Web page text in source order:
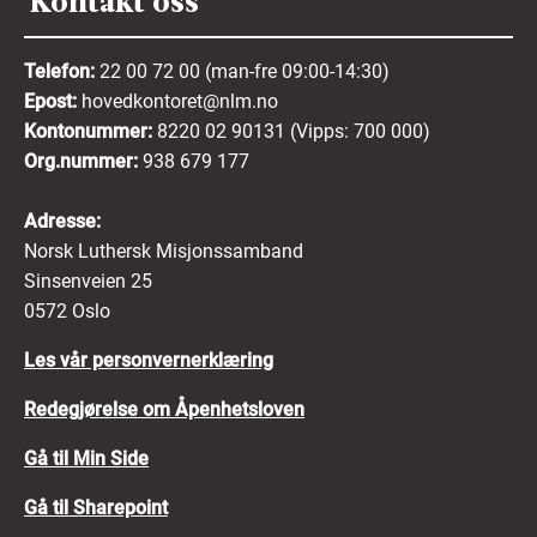
søknaden og slette personopplysningene som er
forbundet med søknaden fra
rekrutteringssystemet.
Ved å sende inn din søknad:
Erklærer du at opplysningene i søknaden
Samtykker du til behandling og
opplysningene.
Mer informasjon om hvordan vi behandler dine
personvernerklæring her
Telefon: 22 00 72 00 (man-fre 09:00-14:30)
Epost: hovedkontoret@nlm.no
Kontonummer: 8220 02 90131 (Vipps: 700 000)
Org.nummer: 938 679 177
Adresse:
Norsk Luthersk Misjonssamband
Sinsenveien 25
0572 Oslo
Les vår personvernerklæring
Redegjørelse om Åpenhetsloven
Gå til Min Side
Gå til Sharepoint